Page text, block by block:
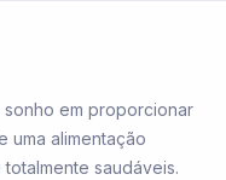
em proporcionar
uma alimentação
saudáveis.